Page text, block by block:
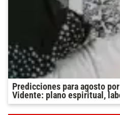
Predicciones para agosto
Vidente: plano espiritual,